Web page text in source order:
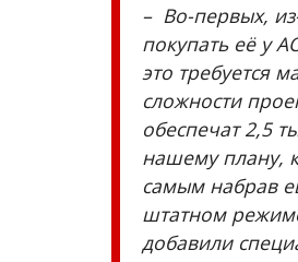
– Во-первых,
покупать её у
это требуется
сложности
обеспечат 2,5
нашему плану,
самым набрав
штатном
добавили
История
Махмета
Май 9, 2024 1
В павлодарском